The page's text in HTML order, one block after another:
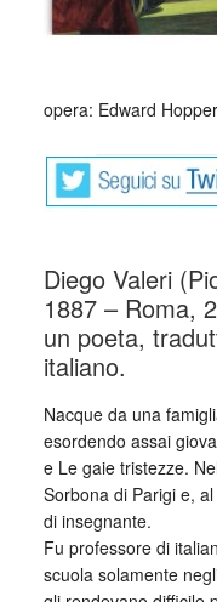
opera: Edward
Diego Valeri
1887 – Roma,
un poeta,
italiano.
Nacque da una
esordendo assai
e Le gaie tristezze.
Sorbona di Parigi e,
di insegnante.
Fu professore di
scuola solamente